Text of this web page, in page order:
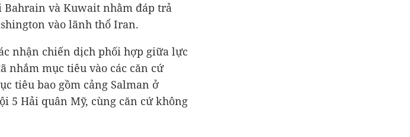
Bahrain và Kuwait nhằm đáp trả
vào lãnh thổ Iran.
nhận chiến dịch phối hợp giữa lực
nhắm mục tiêu vào các căn cứ
tiêu bao gồm cảng Salman ở
5 Hải quân Mỹ, cùng căn cứ không